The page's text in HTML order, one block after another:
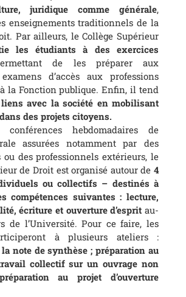
juridique comme générale,
enseignements traditionnels de la
Par ailleurs, le Collège Supérieur
les étudiants à des exercices
de les préparer aux
d’accès aux professions
la Fonction publique. Enfin, il tend
avec la société en mobilisant
des projets citoyens.
conférences hebdomadaires de
assurées notamment par des
des professionnels extérieurs, le
de Droit est organisé autour de 4
ou collectifs – destinés à
compétences suivantes : lecture,
écriture et ouverture d’esprit au-
de l’Université. Pour ce faire, les
à plusieurs ateliers :
note de synthèse ; préparation au
collectif sur un ouvrage non
au projet d’ouverture